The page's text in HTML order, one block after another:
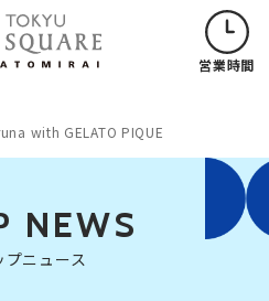
営業時間
with GELATO PIQUE
NEWS
プニュース